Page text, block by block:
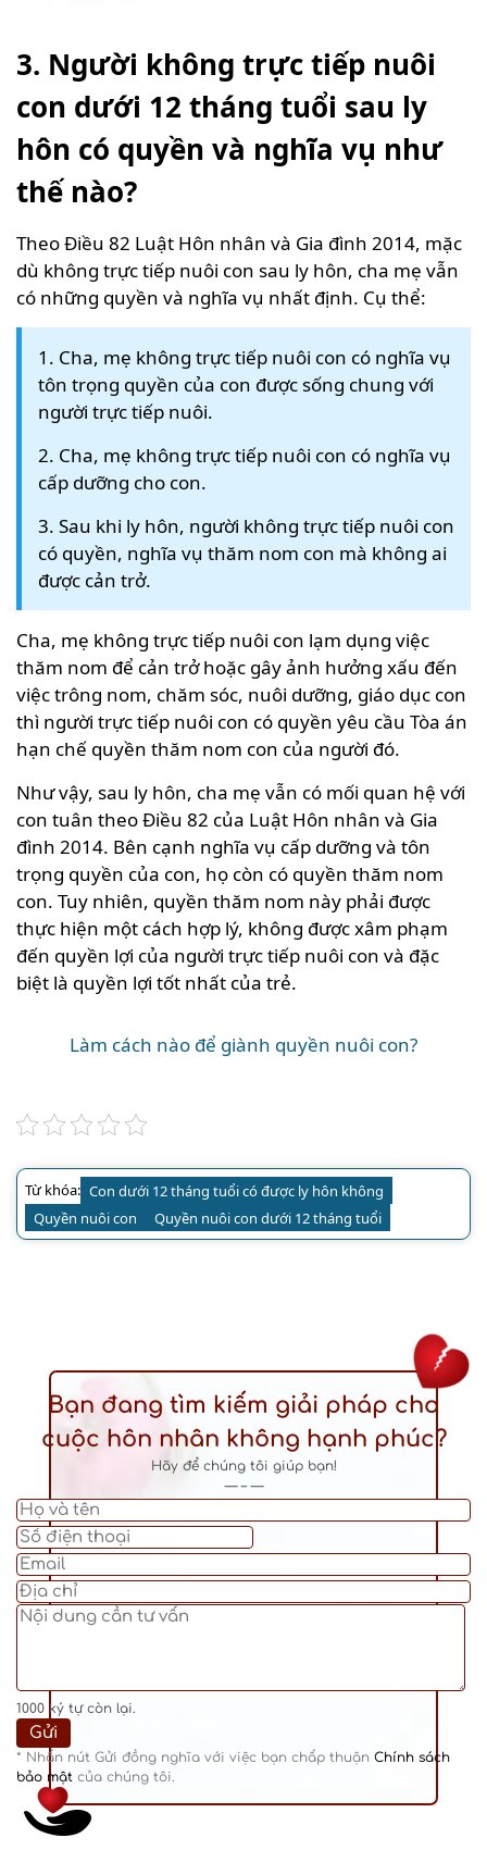
3. Người không trực tiếp nuôi
con dưới 12 tháng tuổi sau ly
hôn có quyền và nghĩa vụ như
thế nào?
Theo Điều 82 Luật Hôn nhân và Gia đình 2014, mặc
dù không trực tiếp nuôi con sau ly hôn, cha mẹ vẫn
có những quyền và nghĩa vụ nhất định. Cụ thể:
1. Cha, mẹ không trực tiếp nuôi con có nghĩa vụ
tôn trọng quyền của con được sống chung với
người trực tiếp nuôi.
2. Cha, mẹ không trực tiếp nuôi con có nghĩa vụ
cấp dưỡng cho con.
3. Sau khi ly hôn, người không trực tiếp nuôi con
có quyền, nghĩa vụ thăm nom con mà không ai
được cản trở.
Cha, mẹ không trực tiếp nuôi con lạm dụng việc
thăm nom để cản trở hoặc gây ảnh hưởng xấu đến
việc trông nom, chăm sóc, nuôi dưỡng, giáo dục con
thì người trực tiếp nuôi con có quyền yêu cầu Tòa án
hạn chế quyền thăm nom con của người đó.
Như vậy, sau ly hôn, cha mẹ vẫn có mối quan hệ với
con tuân theo Điều 82 của Luật Hôn nhân và Gia
đình 2014. Bên cạnh nghĩa vụ cấp dưỡng và tôn
trọng quyền của con, họ còn có quyền thăm nom
con. Tuy nhiên, quyền thăm nom này phải được
thực hiện một cách hợp lý, không được xâm phạm
đến quyền lợi của người trực tiếp nuôi con và đặc
biệt là quyền lợi tốt nhất của trẻ.
Làm cách nào để giành quyền nuôi con?
Từ khóa: Con dưới 12 tháng tuổi có được ly hôn không
Quyền nuôi con
Quyền nuôi con dưới 12 tháng tuổi
Bạn đang tìm kiếm giải pháp cho
cuộc hôn nhân không hạnh phúc?
Hãy để chúng tôi giúp bạn!
— – —
1000 ký tự còn lại.
* Nhấn nút Gửi đồng nghĩa với việc bạn chấp thuận Chính sách
bảo mật của chúng tôi.